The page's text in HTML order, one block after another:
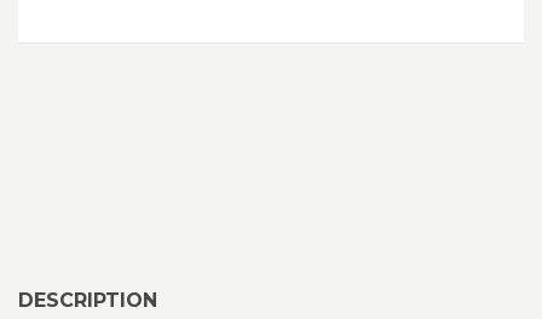
DESCRIPTION